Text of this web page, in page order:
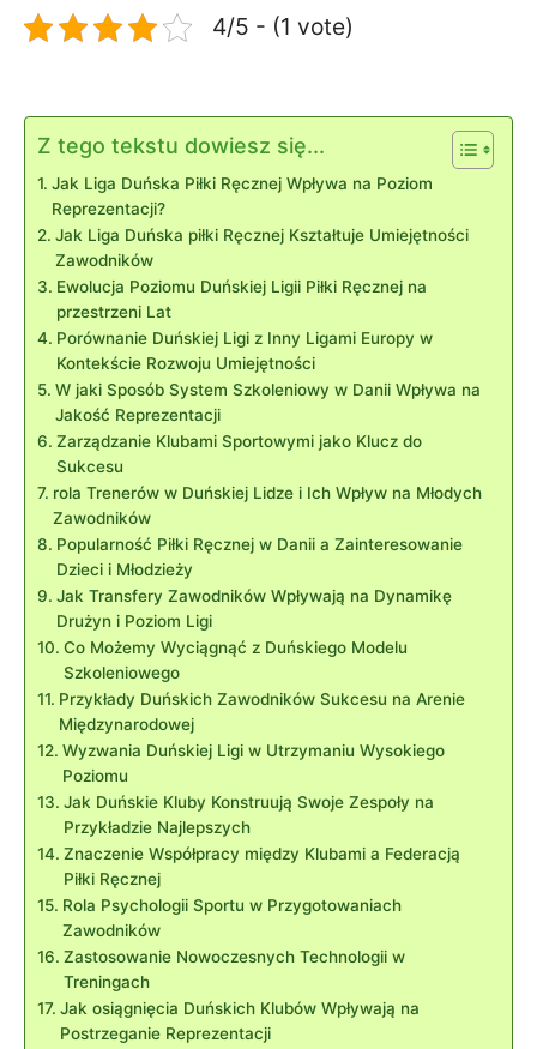
4/5 - (1 vote)
Z tego tekstu dowiesz się...
Jak Liga Duńska Piłki Ręcznej Wpływa na Poziom
Reprezentacji?
Jak Liga Duńska piłki Ręcznej Kształtuje Umiejętności
Zawodników
Ewolucja Poziomu Duńskiej‍ Ligii Piłki Ręcznej na
przestrzeni Lat
Porównanie Duńskiej Ligi z Inny Ligami Europy w
Kontekście Rozwoju Umiejętności
W jaki ⁢Sposób System Szkoleniowy⁤ w Danii Wpływa na
Jakość Reprezentacji
Zarządzanie Klubami ​Sportowymi jako ⁢Klucz do
Sukcesu
rola​ Trenerów w Duńskiej Lidze i Ich Wpływ na Młodych
Zawodników
Popularność Piłki Ręcznej ⁣w Danii a Zainteresowanie
Dzieci i Młodzieży
Jak Transfery ‍Zawodników Wpływają na Dynamikę
Drużyn i Poziom Ligi
Co Możemy Wyciągnąć ​z Duńskiego⁢ Modelu
Szkoleniowego
Przykłady⁤ Duńskich Zawodników Sukcesu na Arenie
Międzynarodowej
Wyzwania Duńskiej⁤ Ligi w ‌Utrzymaniu Wysokiego
Poziomu
Jak Duńskie Kluby Konstruują Swoje‍ Zespoły na ​
Przykładzie Najlepszych
Znaczenie​ Współpracy ‍między Klubami a⁢ Federacją
Piłki Ręcznej
Rola Psychologii Sportu w Przygotowaniach
Zawodników
Zastosowanie Nowoczesnych Technologii w
Treningach
Jak osiągnięcia ⁢Duńskich Klubów Wpływają na
Postrzeganie Reprezentacji